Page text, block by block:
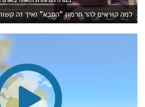
למה קוראים להר חרמון "הסבא" ואיך זה